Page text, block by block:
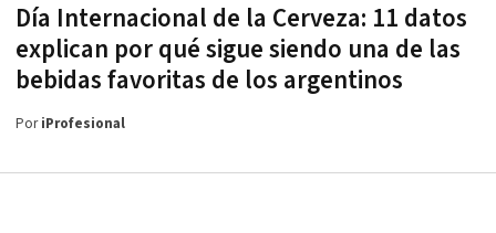
Día Internacional de la Cerveza: 11 datos
explican por qué sigue siendo una de las
bebidas favoritas de los argentinos
PoriProfesional